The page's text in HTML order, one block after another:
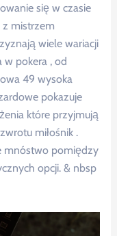
się w czasie
mistrzem
wiele wariacji
w pokera , od
49 wysoka
pokazuje
które przyjmują
miłośnik .
mnóstwo pomiędzy
opcji. & nbsp